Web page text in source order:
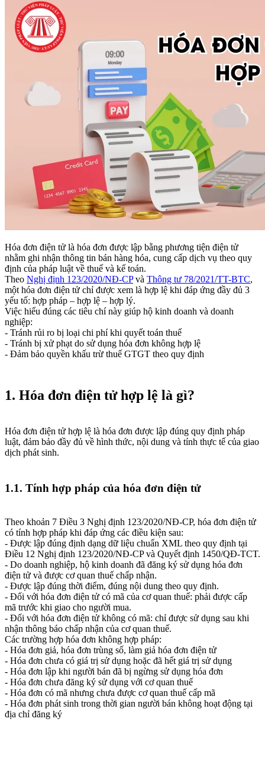
Hóa đơn điện tử là hóa đơn được lập bằng phương tiện điện tử
nhằm ghi nhận thông tin bán hàng hóa, cung cấp dịch vụ theo quy
định của pháp luật về thuế và kế toán.
Theo Nghị định 123/2020/NĐ-CPvà Thông tư 78/2021/TT-BTC,
một hóa đơn điện tử chỉ được xem là hợp lệ khi đáp ứng đầy đủ 3
yếu tố: hợp pháp – hợp lệ – hợp lý.
Việc hiểu đúng các tiêu chí này giúp hộ kinh doanh và doanh
nghiệp:
- Tránh rủi ro bị loại chi phí khi quyết toán thuế
- Tránh bị xử phạt do sử dụng hóa đơn không hợp lệ
- Đảm bảo quyền khấu trừ thuế GTGT theo quy định
1. Hóa đơn điện tử hợp lệ là gì?
Hóa đơn điện tử hợp lệ là hóa đơn được lập đúng quy định pháp
luật, đảm bảo đầy đủ về hình thức, nội dung và tính thực tế của giao
dịch phát sinh.
1.1. Tính hợp pháp của hóa đơn điện tử
Theo khoản 7 Điều 3 Nghị định 123/2020/NĐ-CP, hóa đơn điện tử
có tính hợp pháp khi đáp ứng các điều kiện sau:
- Được lập đúng định dạng dữ liệu chuẩn XML theo quy định tại
Điều 12 Nghị định 123/2020/NĐ-CP và Quyết định 1450/QĐ-TCT.
- Do doanh nghiệp, hộ kinh doanh đã đăng ký sử dụng hóa đơn
điện tử và được cơ quan thuế chấp nhận.
- Được lập đúng thời điểm, đúng nội dung theo quy định.
- Đối với hóa đơn điện tử có mã của cơ quan thuế: phải được cấp
mã trước khi giao cho người mua.
- Đối với hóa đơn điện tử không có mã: chỉ được sử dụng sau khi
nhận thông báo chấp nhận của cơ quan thuế.
Các trường hợp hóa đơn không hợp pháp:
- Hóa đơn giả, hóa đơn trùng số, làm giả hóa đơn điện tử
- Hóa đơn chưa có giá trị sử dụng hoặc đã hết giá trị sử dụng
- Hóa đơn lập khi người bán đã bị ngừng sử dụng hóa đơn
- Hóa đơn chưa đăng ký sử dụng với cơ quan thuế
- Hóa đơn có mã nhưng chưa được cơ quan thuế cấp mã
- Hóa đơn phát sinh trong thời gian người bán không hoạt động tại
địa chỉ đăng ký